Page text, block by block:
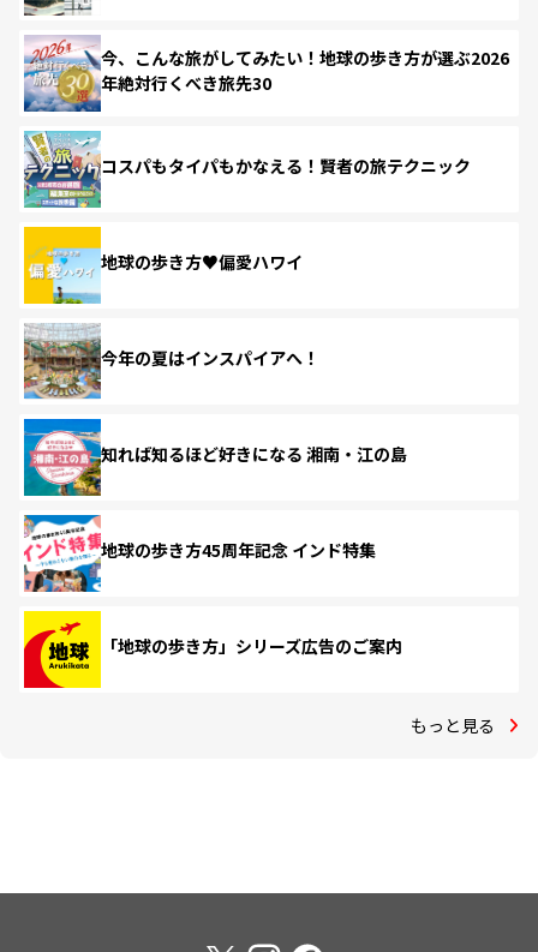
今、こんな旅がしてみたい！地球の歩き方が選ぶ2026
年絶対行くべき旅先30
コスパもタイパもかなえる！賢者の旅テクニック
地球の歩き方♥偏愛ハワイ
今年の夏はインスパイアへ！
知れば知るほど好きになる 湘南・江の島
地球の歩き方45周年記念 インド特集
「地球の歩き方」シリーズ広告のご案内
もっと見る